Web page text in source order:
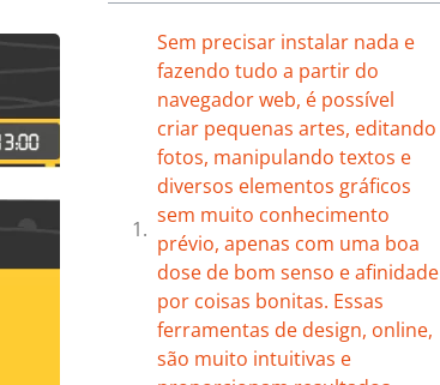
Sem precisar instalar nada e
fazendo tudo a partir do
navegador web, é possível
criar pequenas artes, editando
fotos, manipulando textos e
diversos elementos gráficos
sem muito conhecimento
prévio, apenas com uma boa
dose de bom senso e afinidade
por coisas bonitas. Essas
ferramentas de design, online,
são muito intuitivas e